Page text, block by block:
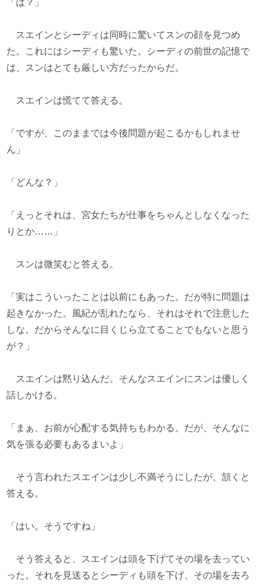
「は？」
スエインとシーディは同時に驚いてスンの顔を見つめ
た。これにはシーディも驚いた。シーディの前世の記憶で
は、スンはとても厳しい方だったからだ。
スエインは慌てて答える。
「ですが、このままでは今後問題が起こるかもしれませ
ん」
「どんな？」
「えっとそれは、宮女たちが仕事をちゃんとしなくなった
りとか……」
スンは微笑むと答える。
「実はこういったことは以前にもあった。だが特に問題は
起きなかった。風紀が乱れたなら、それはそれで注意した
しな。だからそんなに目くじら立てることでもないと思う
が？」
スエインは黙り込んだ。そんなスエインにスンは優しく
話しかける。
「まぁ、お前が心配する気持ちもわかる。だが、そんなに
気を張る必要もあるまいよ」
そう言われたスエインは少し不満そうにしたが、頷くと
答える。
「はい。そうですね」
そう答えると、スエインは頭を下げてその場を去ってい
った。それを見送るとシーディも頭を下げ、その場を去ろ